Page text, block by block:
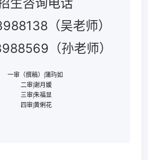
生咨询电话
（吴老师）
（孙老师）
一审（撰稿）|蒲玙如
二审|谢月媛
三审|朱福显
四审|黄俐花